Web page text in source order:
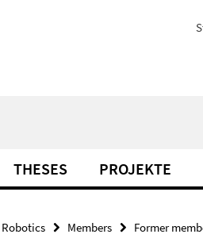
THESES PROJEKTE
Members Former